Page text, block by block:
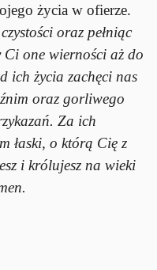
życia w ofierze.
oraz pełniąc
Ci one wierności aż do
ich życia zachęci nas
oraz gorliwego
Za ich
łaski, o którą Cię z
i królujesz na wieki